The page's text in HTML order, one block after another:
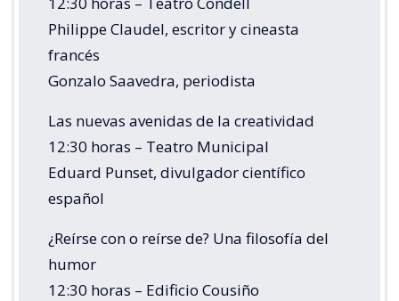
Philippe Claudel, escritor y cineasta
francés
Gonzalo Saavedra, periodista
Las nuevas avenidas de la creatividad
12:30 horas – Teatro Municipal
Eduard Punset, divulgador científico
español
¿Reírse con o reírse de? Una filosofía del
humor
12:30 horas – Edificio Cousiño